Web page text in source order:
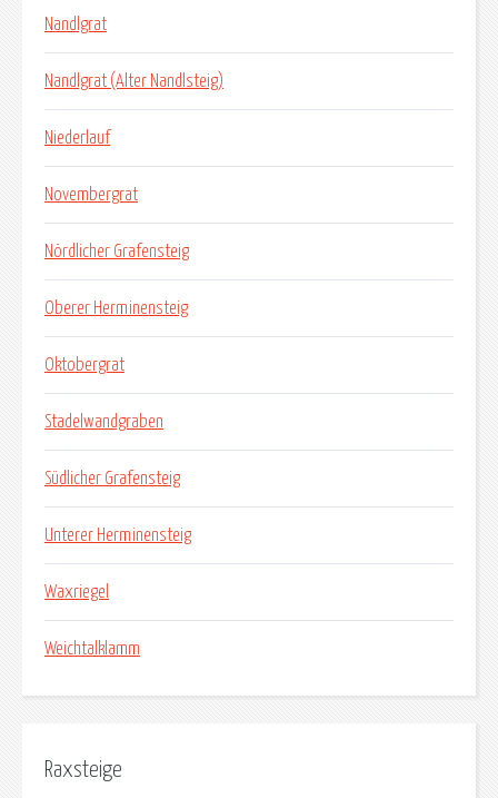
Nandlgrat
Nandlgrat (Alter Nandlsteig)
Niederlauf
Novembergrat
Nördlicher Grafensteig
Oberer Herminensteig
Oktobergrat
Stadelwandgraben
Südlicher Grafensteig
Unterer Herminensteig
Waxriegel
Weichtalklamm
Raxsteige